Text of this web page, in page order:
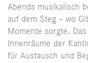
Abends musikalisch
auf dem Steg – wo
Momente sorgte.
Innenräume der
für Austausch und